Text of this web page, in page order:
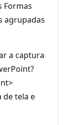
Formas
agrupadas
a captura
de tela e